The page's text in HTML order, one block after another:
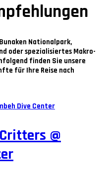
Nationalpark,
oder spezialisiertes Makro-
finden Sie unsere
für Ihre Reise nach
@